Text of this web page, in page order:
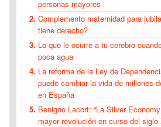
personas mayores
Complemento maternidad para
tiene derecho?
Lo que le ocurre a tu cerebro
poca agua
La reforma de la Ley de
puede cambiar la vida de millones
en España
Benigno Lacort: “La Silver
mayor revolución en curso del siglo